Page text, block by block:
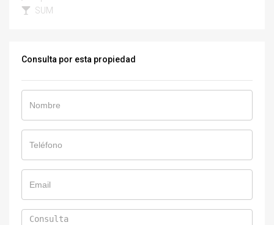
SUM
Consulta por esta propiedad